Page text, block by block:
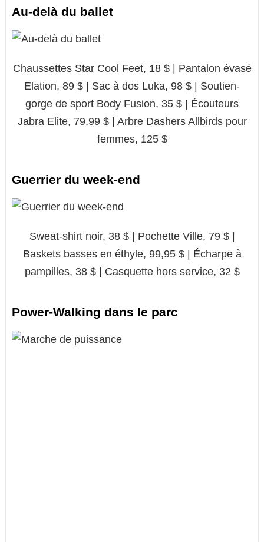
Au-delà du ballet
Chaussettes Star Cool Feet, 18 $ | Pantalon évasé
Elation, 89 $ | Sac à dos Luka, 98 $ | Soutien-
gorge de sport Body Fusion, 35 $ | Écouteurs
Jabra Elite, 79,99 $ | Arbre Dashers Allbirds pour
femmes, 125 $
Guerrier du week-end
Sweat-shirt noir, 38 $ | Pochette Ville, 79 $ |
Baskets basses en éthyle, 99,95 $ | Écharpe à
pampilles, 38 $ | Casquette hors service, 32 $
Power-Walking dans le parc